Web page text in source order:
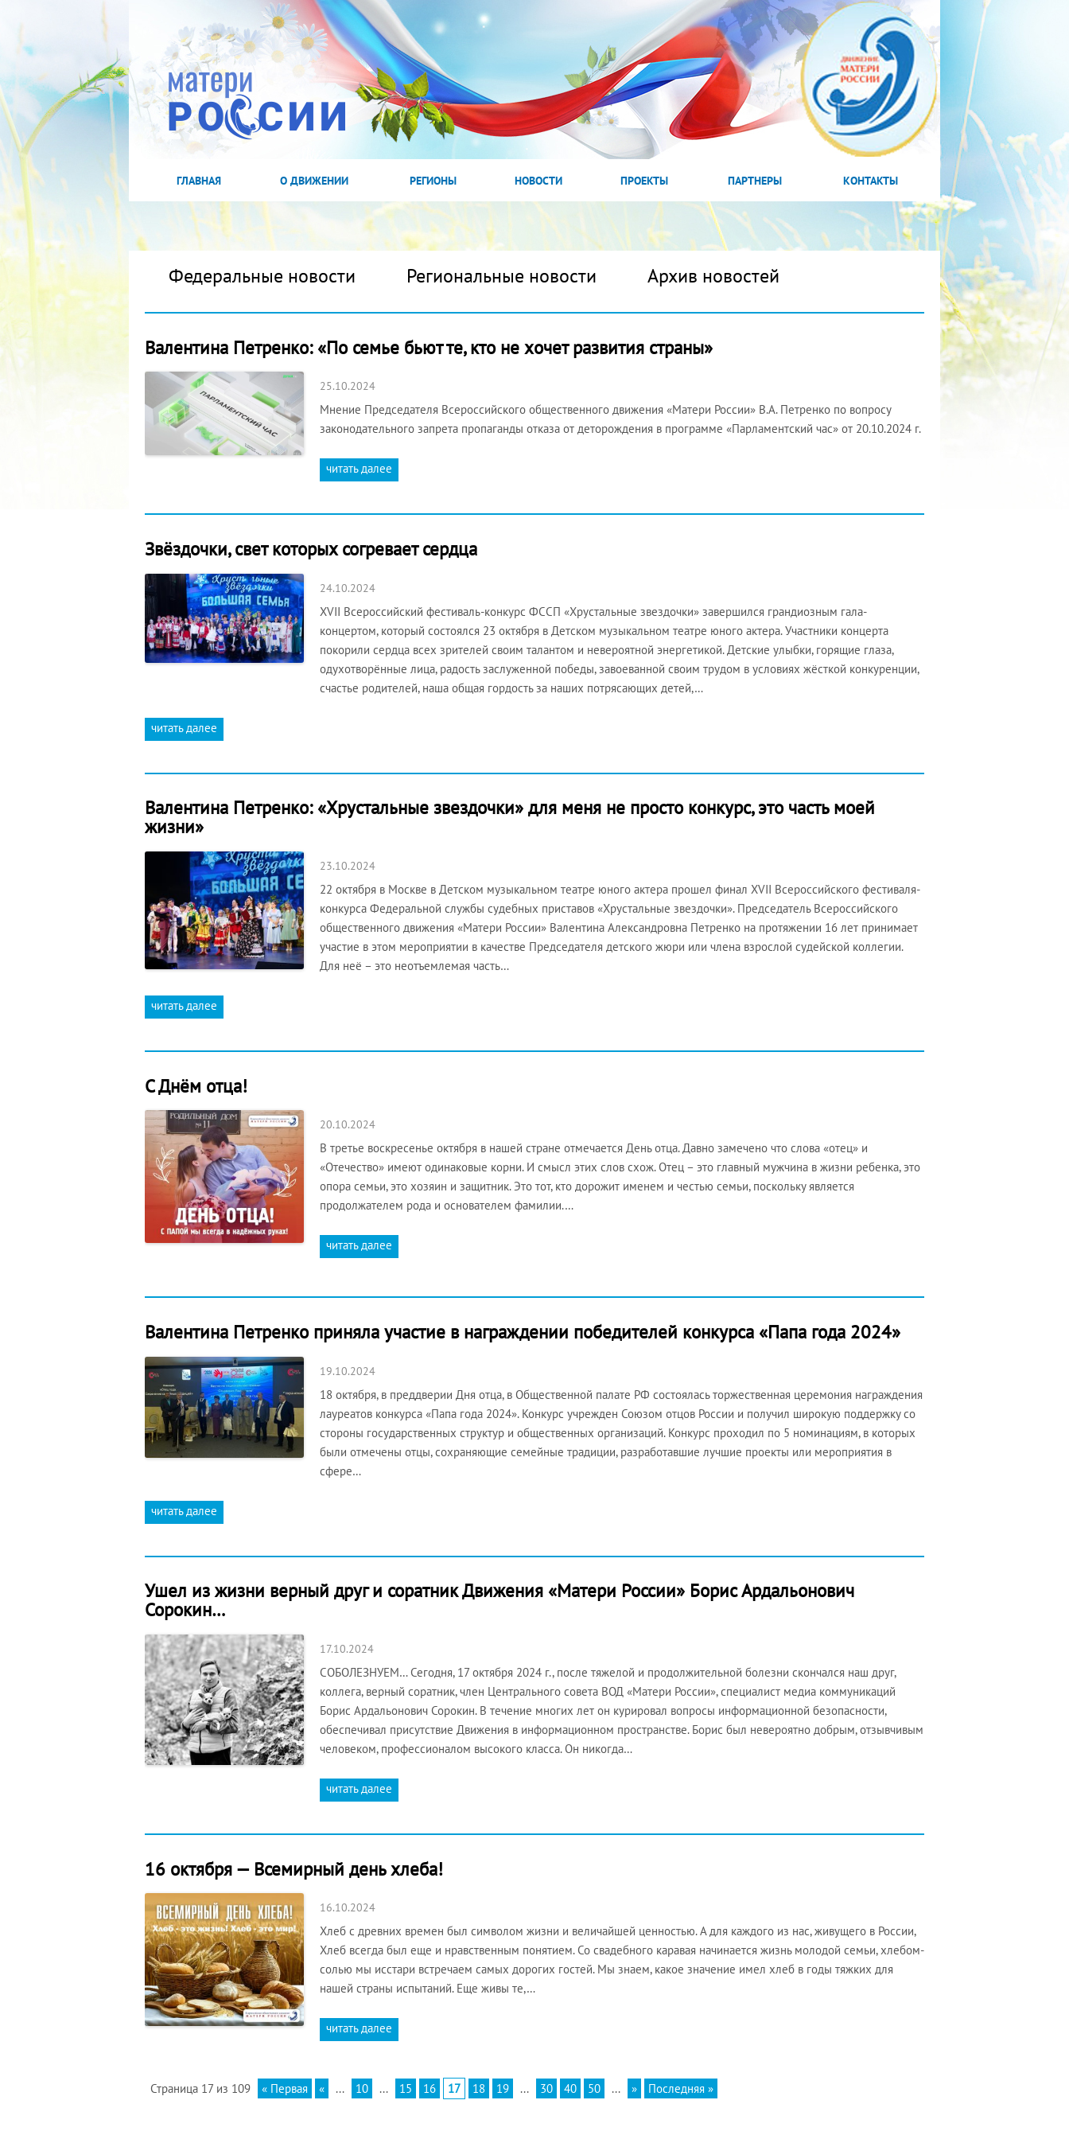
ГЛАВНАЯ О ДВИЖЕНИИ РЕГИОНЫ НОВОСТИ ПРОЕКТЫ ПАРТНЕРЫ КОНТАКТЫ
Федеральные новости Региональные новости Архив новостей
Валентина Петренко: «По семье бьют те, кто не хочет развития страны»
25.10.2024
Мнение Председателя Всероссийского общественного движения «Матери России» В.А. Петренко по вопросу
законодательного запрета пропаганды отказа от деторождения в программе «Парламентский час» от 20.10.2024 г.
читать далее
Звёздочки, свет которых согревает сердца
24.10.2024
XVII Всероссийский фестиваль-конкурс ФССП «Хрустальные звездочки» завершился грандиозным гала-
концертом, который состоялся 23 октября в Детском музыкальном театре юного актера. Участники концерта
покорили сердца всех зрителей своим талантом и невероятной энергетикой. Детские улыбки, горящие глаза,
одухотворённые лица, радость заслуженной победы, завоеванной своим трудом в условиях жёсткой конкуренции,
счастье родителей, наша общая гордость за наших потрясающих детей,…
читать далее
Валентина Петренко: «Хрустальные звездочки» для меня не просто конкурс, это часть моей
жизни»
23.10.2024
22 октября в Москве в Детском музыкальном театре юного актера прошел финал XVII Всероссийского фестиваля-
конкурса Федеральной службы судебных приставов «Хрустальные звездочки». Председатель Всероссийского
общественного движения «Матери России» Валентина Александровна Петренко на протяжении 16 лет принимает
участие в этом мероприятии в качестве Председателя детского жюри или члена взрослой судейской коллегии.
Для неё – это неотъемлемая часть…
читать далее
С Днём отца!
20.10.2024
В третье воскресенье октября в нашей стране отмечается День отца. Давно замечено что слова «отец» и
«Отечество» имеют одинаковые корни. И смысл этих слов схож. Отец – это главный мужчина в жизни ребенка, это
опора семьи, это хозяин и защитник. Это тот, кто дорожит именем и честью семьи, поскольку является
продолжателем рода и основателем фамилии.…
читать далее
Валентина Петренко приняла участие в награждении победителей конкурса «Папа года 2024»
19.10.2024
18 октября, в преддверии Дня отца, в Общественной палате РФ состоялась торжественная церемония награждения
лауреатов конкурса «Папа года 2024». Конкурс учрежден Союзом отцов России и получил широкую поддержку со
стороны государственных структур и общественных организаций. Конкурс проходил по 5 номинациям, в которых
были отмечены отцы, сохраняющие семейные традиции, разработавшие лучшие проекты или мероприятия в
сфере…
читать далее
Ушел из жизни верный друг и соратник Движения «Матери России» Борис Ардальонович
Сорокин…
17.10.2024
СОБОЛЕЗНУЕМ… Сегодня, 17 октября 2024 г., после тяжелой и продолжительной болезни скончался наш друг,
коллега, верный соратник, член Центрального совета ВОД «Матери России», специалист медиа коммуникаций
Борис Ардальонович Сорокин. В течение многих лет он курировал вопросы информационной безопасности,
обеспечивал присутствие Движения в информационном пространстве. Борис был невероятно добрым, отзывчивым
человеком, профессионалом высокого класса. Он никогда…
читать далее
16 октября — Всемирный день хлеба!
16.10.2024
Хлеб с древних времен был символом жизни и величайшей ценностью. А для каждого из нас, живущего в России,
Хлеб всегда был еще и нравственным понятием. Со свадебного каравая начинается жизнь молодой семьи, хлебом-
солью мы исстари встречаем самых дорогих гостей. Мы знаем, какое значение имел хлеб в годы тяжких для
нашей страны испытаний. Еще живы те,…
читать далее
Страница 17 из 109 « Первая « ... 10 ... 15 16 17 18 19 ... 30 40 50 ... » Последняя »